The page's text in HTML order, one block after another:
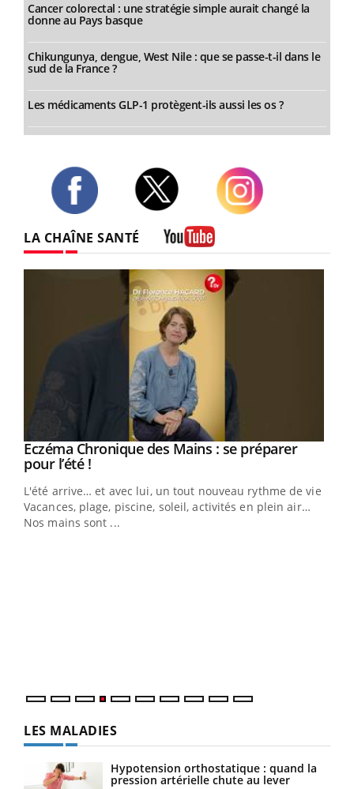
Cancer colorectal : une stratégie simple aurait changé la
donne au Pays basque
Chikungunya, dengue, West Nile : que se passe-t-il dans le
sud de la France ?
Les médicaments GLP-1 protègent-ils aussi les os ?
LA CHAÎNE SANTÉ
Youtube
Eczéma Chronique des Mains : se préparer
pour l’été !Youtube
L'été arrive… et avec lui, un tout nouveau rythme de vie !
Vacances, plage, piscine, soleil, activités en plein air…
Nos mains sont ...
LES MALADIES
Hypotension orthostatique : quand la
pression artérielle chute au lever